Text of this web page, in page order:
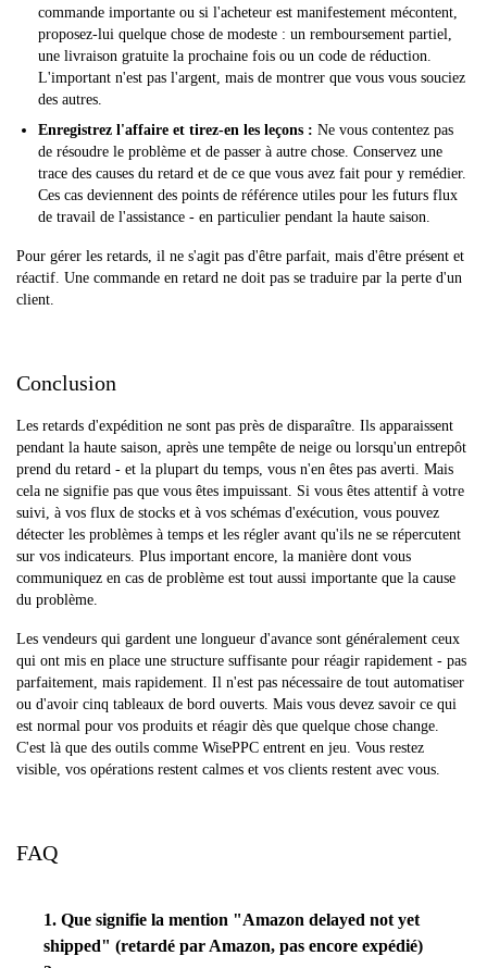
commande importante ou si l'acheteur est manifestement mécontent,
proposez-lui quelque chose de modeste : un remboursement partiel,
une livraison gratuite la prochaine fois ou un code de réduction.
L'important n'est pas l'argent, mais de montrer que vous vous souciez
des autres.
Enregistrez l'affaire et tirez-en les leçons : Ne vous contentez pas
de résoudre le problème et de passer à autre chose. Conservez une
trace des causes du retard et de ce que vous avez fait pour y remédier.
Ces cas deviennent des points de référence utiles pour les futurs flux
de travail de l'assistance - en particulier pendant la haute saison.
Pour gérer les retards, il ne s'agit pas d'être parfait, mais d'être présent et
réactif. Une commande en retard ne doit pas se traduire par la perte d'un
client.
Conclusion
Les retards d'expédition ne sont pas près de disparaître. Ils apparaissent
pendant la haute saison, après une tempête de neige ou lorsqu'un entrepôt
prend du retard - et la plupart du temps, vous n'en êtes pas averti. Mais
cela ne signifie pas que vous êtes impuissant. Si vous êtes attentif à votre
suivi, à vos flux de stocks et à vos schémas d'exécution, vous pouvez
détecter les problèmes à temps et les régler avant qu'ils ne se répercutent
sur vos indicateurs. Plus important encore, la manière dont vous
communiquez en cas de problème est tout aussi importante que la cause
du problème.
Les vendeurs qui gardent une longueur d'avance sont généralement ceux
qui ont mis en place une structure suffisante pour réagir rapidement - pas
parfaitement, mais rapidement. Il n'est pas nécessaire de tout automatiser
ou d'avoir cinq tableaux de bord ouverts. Mais vous devez savoir ce qui
est normal pour vos produits et réagir dès que quelque chose change.
C'est là que des outils comme WisePPC entrent en jeu. Vous restez
visible, vos opérations restent calmes et vos clients restent avec vous.
FAQ
1. Que signifie la mention "Amazon delayed not yet
shipped" (retardé par Amazon, pas encore expédié)